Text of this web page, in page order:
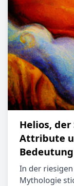
Helios,
Attribute
Bedeutung
In der
Mythologie